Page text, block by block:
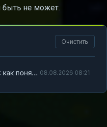
быть не может.
Очистить
Jenna Mod скачать Java 1.13: как понять, что вам нужно, и как установить правильно 08.08.2026 08:21